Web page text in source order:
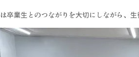
卒業生とのつながりを大切にしながら、